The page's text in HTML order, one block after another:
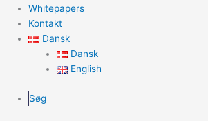
Whitepapers
Kontakt
Dansk
Dansk
English
Søg